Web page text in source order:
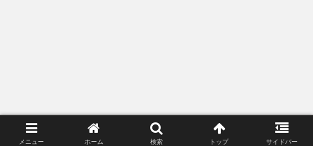
メニュー ホーム 検索 トップ サイドバー